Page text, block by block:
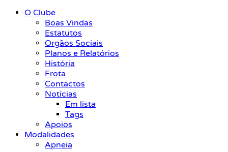
O Clube
Boas Vindas
Estatutos
Orgãos Sociais
Planos e Relatórios
História
Frota
Contactos
Notícias
Em lista
Tags
Apoios
Modalidades
Apneia